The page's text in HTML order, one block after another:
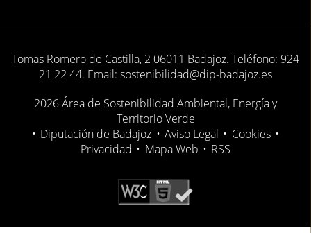
Tomas Romero de Castilla, 2 06011 Badajoz. Teléfono: 924
21 22 44. Email: sostenibilidad@dip-badajoz.es
2026 Área de Sostenibilidad Ambiental, Energía y
Territorio Verde
• Diputación de Badajoz • Aviso Legal • Cookies •
Privacidad • Mapa Web • RSS